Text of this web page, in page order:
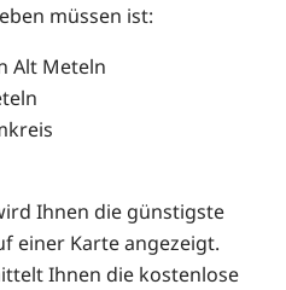
müssen ist:
Alt Meteln
Ihnen die günstigste
einer Karte angezeigt.
Ihnen die kostenlose